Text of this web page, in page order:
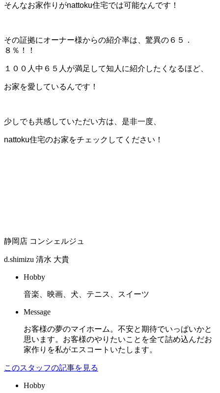
そんなお家作りがnattoku住宅では可能なんです！
その証拠にオーナー様からの紹介率は、驚異の６５．
８％！！
１００人中６５人が満足して知人に紹介したくなるほど、
お家を愛しているんです！
少しでも共感していただい方は、是非一度、
nattoku住宅のお家をチェックしてください！
静岡店 コンシェルジュ
d.shimizu 清水 大貴
Hobby
音楽、映画、犬、テニス、スイーツ
Message
お客様の夢のマイホーム。不安と期待でいっぱいかと
思います。お客様のやりたいことを全て詰め込んだお
家作りを私がエスコートいたします。
このスタッフの記事を見る
Hobby